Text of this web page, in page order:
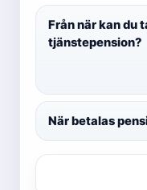
Från när kan du
tjänstepension?
När betalas